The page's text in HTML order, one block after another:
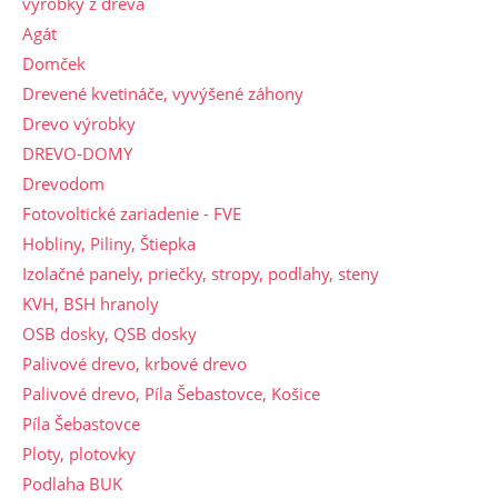
Agát
Domček
Drevené kvetináče, vyvýšené záhony
Drevo výrobky
DREVO-DOMY
Drevodom
Fotovoltické zariadenie - FVE
Hobliny, Piliny, Štiepka
Izolačné panely, priečky, stropy, podlahy, steny
KVH, BSH hranoly
OSB dosky, QSB dosky
Palivové drevo, krbové drevo
Palivové drevo, Píla Šebastovce, Košice
Píla Šebastovce
Ploty, plotovky
Podlaha BUK